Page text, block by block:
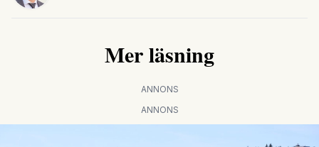
Mer läsning
ANNONS
ANNONS